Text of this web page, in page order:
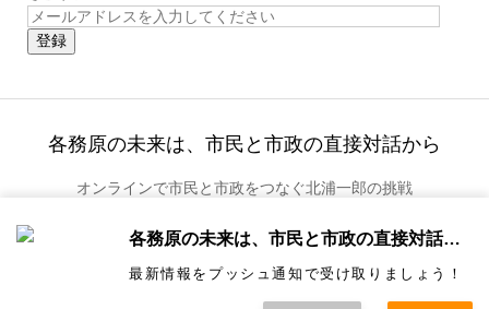
登録
各務原の未来は、市民と市政の直接対話から
オンラインで市民と市政をつなぐ北浦一郎の挑戦
各務原の未来は、市民と市政の直接対話から. All
各務原の未来は、市民と市政の直接対話から
最新情報をプッシュ通知で受け取りましょう！